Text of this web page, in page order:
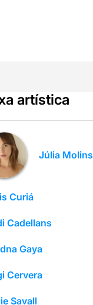
artística
Júlia Molins
Curiá
Cadellans
Gaya
Cervera
Savall